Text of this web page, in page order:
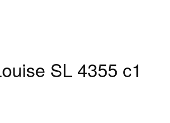
SL 4355 c1